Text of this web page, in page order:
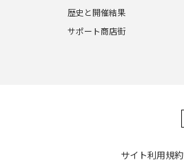
歴史と開催結果
サポート商店街
サイト利⽤規約